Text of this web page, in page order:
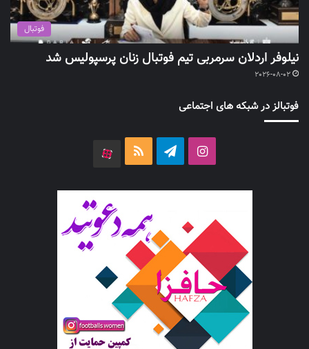
فوتبال
نیلوفر اردلان سرمربی تیم فوتبال زنان پرسپولیس شد
2026-08-02
فوتبالز در شبکه های اجتماعی
اینستاگرامتلگرام خوراک